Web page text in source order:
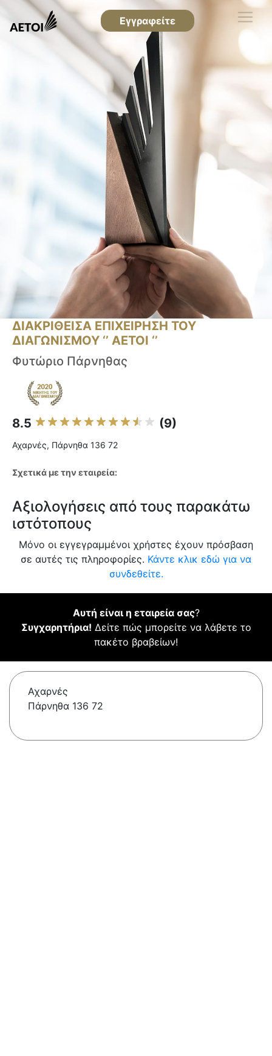
Εγγραφείτε
ΔΙΑΚΡΙΘΕΙΣΑ ΕΠΙΧΕΙΡΗΣΗ ΤΟΥ
ΔΙΑΓΩΝΙΣΜΟΥ ‘’ ΑΕΤΟΙ ‘’
Φυτώριο Πάρνηθας
8.5 (9)
Αχαρνές, Πάρνηθα 136 72
Σχετικά με την εταιρεία:
Αξιολογήσεις από τους παρακάτω
ιστότοπους
Μόνο οι εγγεγραμμένοι χρήστες έχουν πρόσβαση
σε αυτές τις πληροφορίες. Κάντε κλικ εδώ για να
συνδεθείτε.
Αυτή είναι η εταιρεία σας?
Συγχαρητήρια! Δείτε πώς μπορείτε να λάβετε το
πακέτο βραβείων!
Αχαρνές
Πάρνηθα 136 72